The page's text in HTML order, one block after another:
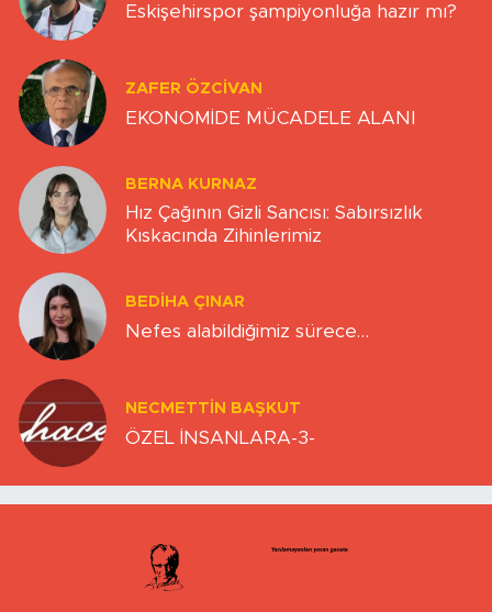
Eskişehirspor şampiyonluğa hazır mı?
ZAFER ÖZCIVAN
EKONOMİDE MÜCADELE ALANI
BERNA KURNAZ
Hız Çağının Gizli Sancısı: Sabırsızlık
Kıskacında Zihinlerimiz
BEDIHA ÇINAR
Nefes alabildiğimiz sürece…
NECMETTIN BAŞKUT
ÖZEL İNSANLARA-3-